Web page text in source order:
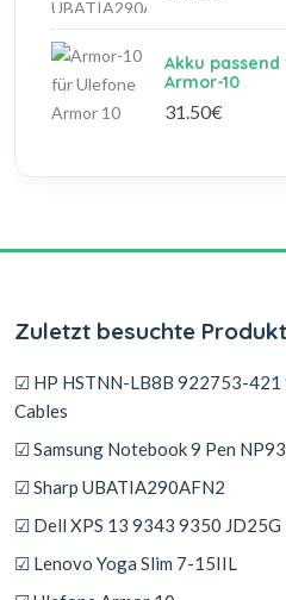
Akku
Armor-10
31.50€
Zuletzt besuchte
☑ HP HSTNN-LB8B 922753-
Cables
☑ Samsung Notebook 9 Pen
☑ Sharp UBATIA290AFN2
☑ Dell XPS 13 9343 9350
☑ Lenovo Yoga Slim 7-15IIL